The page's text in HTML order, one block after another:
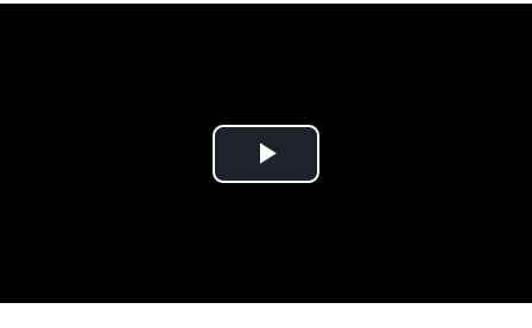
Play